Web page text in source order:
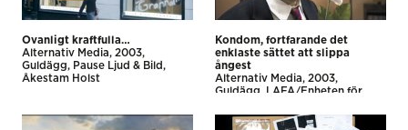
Ovanligt kraftfulla…
Alternativ Media
2003
Guldägg
Pause Ljud & Bild
Åkestam Holst
Kondom, fortfarande det
enklaste sättet att slippa
ångest
Alternativ Media
2003
Guldägg
LAFA/Enheten för